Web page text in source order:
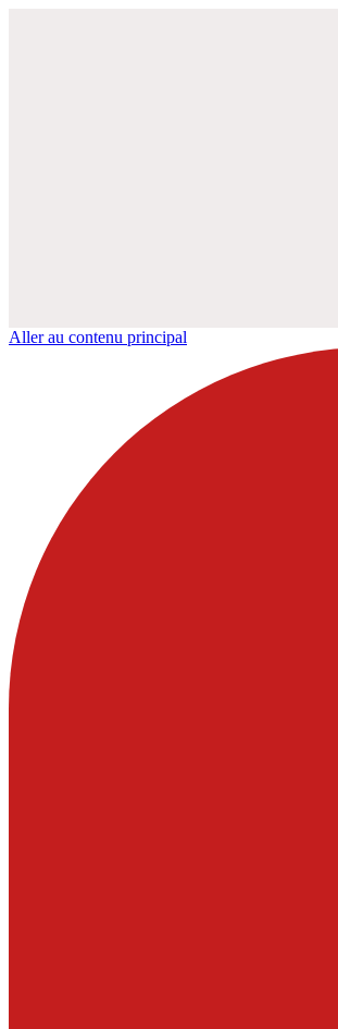
Aller au contenu principal